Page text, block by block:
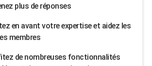
plus de réponses
en avant votre expertise et aidez les
membres
de nombreuses fonctionnalités